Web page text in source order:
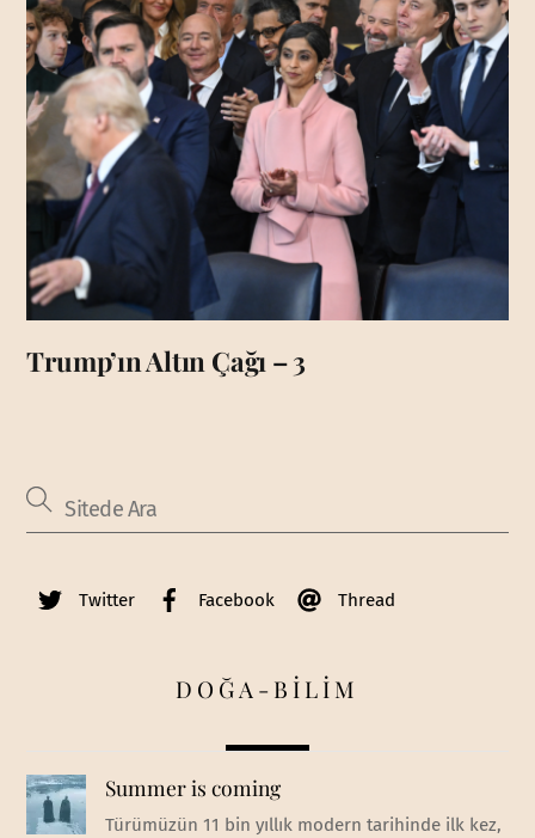
Trump’ın Altın Çağı – 3
Twitter Facebook Thread
DOĞA-BİLİM
Summer is coming
Türümüzün 11 bin yıllık modern tarihinde ilk kez,